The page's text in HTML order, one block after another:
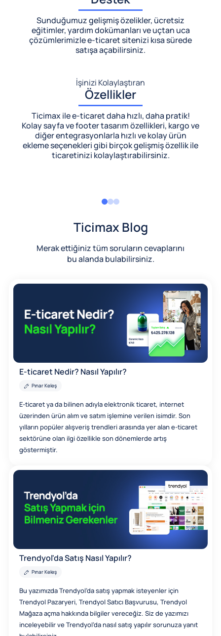
Sunduğumuz gelişmiş özelikler, ücretsiz
eğitimler, yardım dokümanları ve uçtan uca
çözümlerimizlee-ticaret sitenizi kısa sürede
satışa açabilirsiniz.
İşinizi Kolaylaştıran
Özellikler
Ticimax ile e-ticaret daha hızlı, daha pratik!
Kolay sayfa ve footer tasarım özellikleri, kargo ve
diğer entegrasyonlarla hızlı ve kolay ürün
ekleme seçenekleri gibi birçok gelişmiş özellik ile
ticaretinizi kolaylaştırabilirsiniz.
Ticimax Blog
Merak ettiğiniz tüm soruların cevaplarını
bu alanda bulabilirsiniz.
E-ticaret Nedir? Nasıl Yapılır?
Pınar Keleş
E-ticaret ya da bilinen adıyla elektronik ticaret, internet
üzerinden ürün alım ve satım işlemine verilen isimdir. Son
yılların popüler alışveriş trendleri arasında yer alan e-ticaret
sektörüne olan ilgi özellikle son dönemlerde artış
göstermiştir.
Trendyol'da Satış Nasıl Yapılır?
Pınar Keleş
Bu yazımızda Trendyol’da satış yapmak isteyenler için
Trendyol Pazaryeri, Trendyol Satıcı Başvurusu, Trendyol
Mağaza açma hakkında bilgiler vereceğiz. Siz de yazımızı
inceleyebilir ve Trendyol’da nasıl satış yapılır sorunuza yanıt